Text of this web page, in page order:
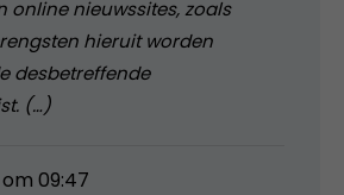
online nieuwssites, zoals
hieruit worden
desbetreffende
(…)
09:47